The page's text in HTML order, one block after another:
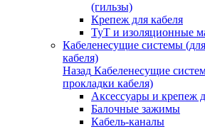
(гильзы)
Крепеж для кабеля
ТуТ и изоляционные
Кабеленесущие системы
кабеля)
Назад Кабеленесущие
прокладки кабеля)
Аксессуары и крепеж
Балочные зажимы
Кабель-каналы